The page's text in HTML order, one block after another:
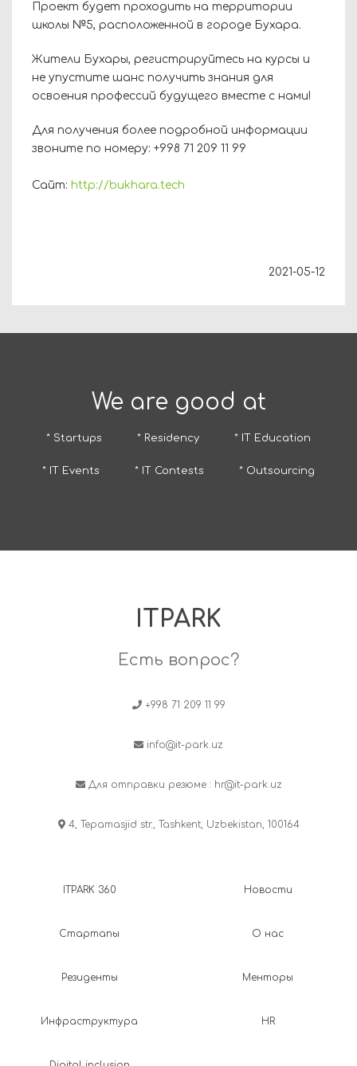
Проект будет проходить на территории
школы №5, расположенной в городе Бухара.
Жители Бухары, регистрируйтесь на курсы и
не упустите шанс получить знания для
освоения профессий будущего вместе с нами!
Для получения более подробной информации
звоните по номеру: +998 71 209 11 99
Сайт: http://bukhara.tech
2021-05-12
We are good at
* Startups * Residency * IT Education
* IT Events * IT Contests * Outsourcing
ITPARK
Есть вопрос?
+998 71 209 11 99
info@it-park.uz
Для отправки резюме : hr@it-park.uz
4, Tepamasjid str., Tashkent, Uzbekistan, 100164
ITPARK 360
Стартапы
Резиденты
Инфраструктура
Новости
О нас
Менторы
HR